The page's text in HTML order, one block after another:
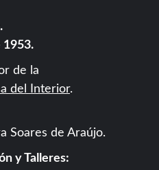
1953.
de la
del Interior.
Soares de Araújo.
y Talleres: